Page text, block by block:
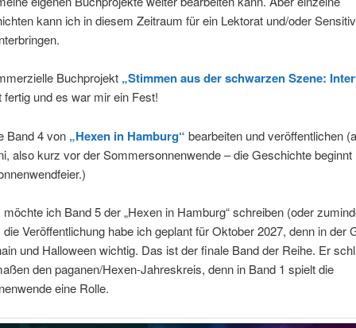
kann ich in diesem Zeitraum für ein Lektorat und/oder
Buchprojekt „Stimmen aus der schwarzen Szene:
fertig und es war mir ein Fest!
Band 4 von „Hexen in Hamburg“ bearbeiten und veröffentlichen
also kurz vor der Sommersonnenwende – die Geschichte beginnt
ich Band 5 der „Hexen in Hamburg“ schreiben (oder
die Veröffentlichung habe ich geplant für Oktober 2027, denn in der
und Halloween wichtig. Das ist der finale Band der Reihe. Er
den paganen/Hexen-Jahreskreis, denn in Band 1 spielt die
eine Rolle.